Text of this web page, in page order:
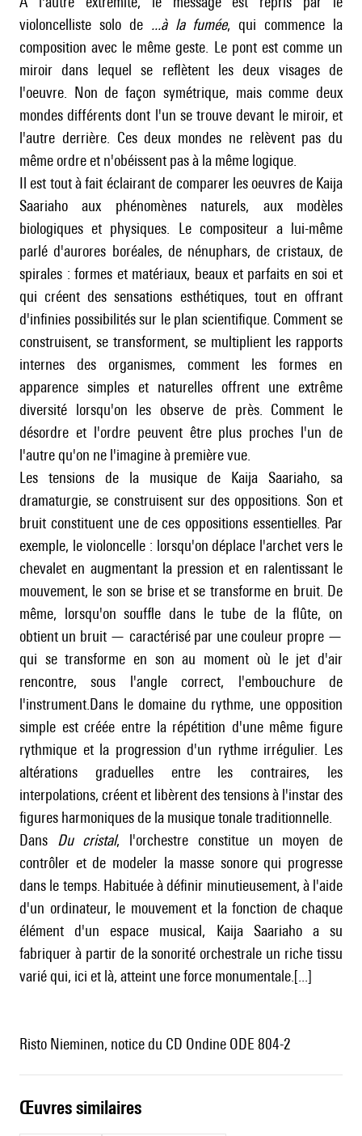
violoncelliste solo de ...à la fumée, qui commence la
composition avec le même geste. Le pont est comme un
miroir dans lequel se reflètent les deux visages de
l'oeuvre. Non de façon symétrique, mais comme deux
mondes différents dont l'un se trouve devant le miroir, et
l'autre derrière. Ces deux mondes ne relèvent pas du
même ordre et n'obéissent pas à la même logique.
Il est tout à fait éclairant de comparer les oeuvres de Kaija
Saariaho aux phénomènes naturels, aux modèles
biologiques et physiques. Le compositeur a lui-même
parlé d'aurores boréales, de nénuphars, de cristaux, de
spirales : formes et matériaux, beaux et parfaits en soi et
qui créent des sensations esthétiques, tout en offrant
d'infinies possibilités sur le plan scientifique. Comment se
construisent, se transforment, se multiplient les rapports
internes des organismes, comment les formes en
apparence simples et naturelles offrent une extrême
diversité lorsqu'on les observe de près. Comment le
désordre et l'ordre peuvent être plus proches l'un de
l'autre qu'on ne l'imagine à première vue.
Les tensions de la musique de Kaija Saariaho, sa
dramaturgie, se construisent sur des oppositions. Son et
bruit constituent une de ces oppositions essentielles. Par
exemple, le violoncelle : lorsqu'on déplace l'archet vers le
chevalet en augmentant la pression et en ralentissant le
mouvement, le son se brise et se transforme en bruit. De
même, lorsqu'on souffle dans le tube de la flûte, on
obtient un bruit — caractérisé par une couleur propre —
qui se transforme en son au moment où le jet d'air
rencontre, sous l'angle correct, l'embouchure de
l'instrument.Dans le domaine du rythme, une opposition
simple est créée entre la répétition d'une même figure
rythmique et la progression d'un rythme irrégulier. Les
altérations graduelles entre les contraires, les
interpolations, créent et libèrent des tensions à l'instar des
figures harmoniques de la musique tonale traditionnelle.
Dans Du cristal, l'orchestre constitue un moyen de
contrôler et de modeler la masse sonore qui progresse
dans le temps. Habituée à définir minutieusement, à l'aide
d'un ordinateur, le mouvement et la fonction de chaque
élément d'un espace musical, Kaija Saariaho a su
fabriquer à partir de la sonorité orchestrale un riche tissu
varié qui, ici et là, atteint une force monumentale.[...]
Risto Nieminen, notice du CD Ondine ODE 804-2
œuvres similaires